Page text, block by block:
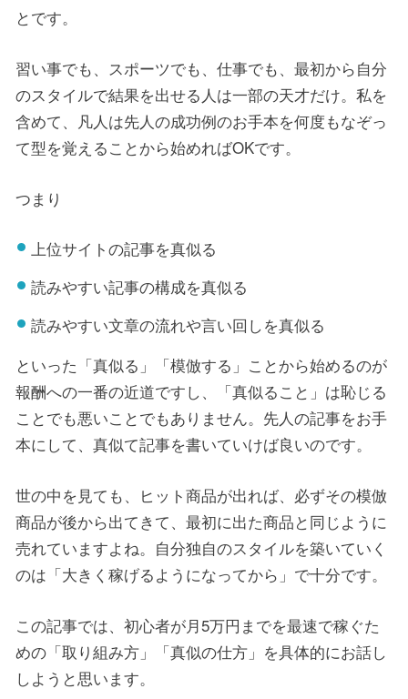
とです。
習い事でも、スポーツでも、仕事でも、最初から自分
のスタイルで結果を出せる人は一部の天才だけ。私を
含めて、凡人は先人の成功例のお手本を何度もなぞっ
て型を覚えることから始めればOKです。
つまり
上位サイトの記事を真似る
読みやすい記事の構成を真似る
読みやすい文章の流れや言い回しを真似る
といった「真似る」「模倣する」ことから始めるのが
報酬への一番の近道ですし、「真似ること」は恥じる
ことでも悪いことでもありません。先人の記事をお手
本にして、真似て記事を書いていけば良いのです。
世の中を見ても、ヒット商品が出れば、必ずその模倣
商品が後から出てきて、最初に出た商品と同じように
売れていますよね。自分独自のスタイルを築いていく
のは「大きく稼げるようになってから」で十分です。
この記事では、初心者が月5万円までを最速で稼ぐた
めの「取り組み方」「真似の仕方」を具体的にお話し
しようと思います。